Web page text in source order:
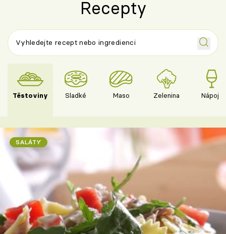
Recepty
Těstoviny Sladké Maso Zelenina Nápoje
SALÁTY